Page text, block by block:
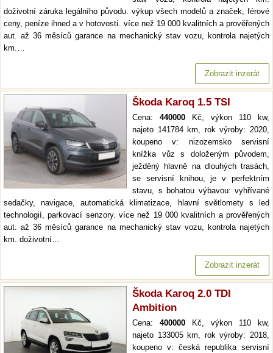
doživotní záruka legálního původu. výkup všech modelů a značek, férové
ceny, peníze ihned a v hotovosti. více než 19 000 kvalitních a prověřených
aut. až 36 měsíců garance na mechanický stav vozu, kontrola najetých
km.…
Zobrazit inzerát
Škoda Karoq 1.5 TSI
Cena: 440000 Kč, výkon 110 kw,
najeto 141784 km, rok výroby: 2020,
koupeno v: nizozemsko servisní
knížka vůz s doloženým původem,
ježděný hlavně na dlouhých trasách,
se servisní knihou, je v perfektním
stavu, s bohatou výbavou: vyhřívané
sedačky, navigace, automatická klimatizace, hlavní světlomety s led
technologií, parkovací senzory. více než 19 000 kvalitních a prověřených
aut. až 36 měsíců garance na mechanický stav vozu, kontrola najetých
km. doživotní…
Zobrazit inzerát
Škoda Karoq 2.0 TDI
Ambition
Cena: 400000 Kč, výkon 110 kw,
najeto 133005 km, rok výroby: 2018,
koupeno v: česká republika servisní